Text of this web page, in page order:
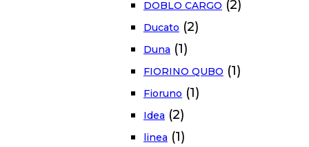
DOBLO CARGO (2)
Ducato (2)
Duna (1)
FIORINO QUBO (1)
Fioruno (1)
Idea (2)
linea (1)